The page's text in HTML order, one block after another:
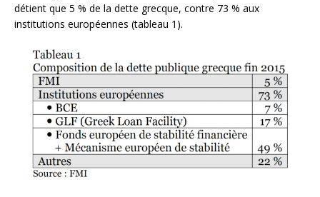
détient que 5 % de la dette grecque, contre 73 % aux
institutions européennes (tableau 1).